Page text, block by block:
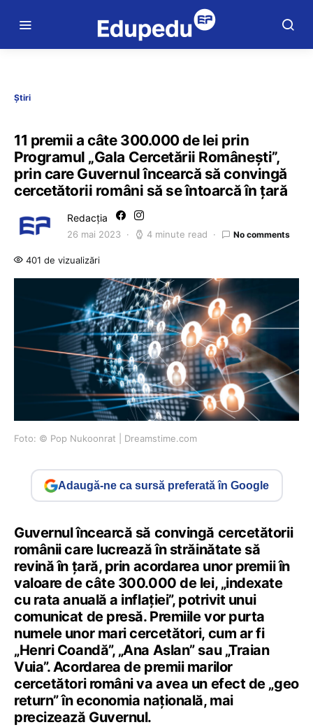
Știri
11 premii a câte 300.000 de lei prin
Programul „Gala Cercetării Româneşti”,
prin care Guvernul încearcă să convingă
cercetătorii români să se întoarcă în țară
Redacția
26 mai 2023 4 minute read No comments
401 de vizualizări
Foto: © Pop Nukoonrat | Dreamstime.com
Adaugă-ne ca sursă preferată în Google
Guvernul încearcă să convingă cercetătorii
românii care lucrează în străinătate să
revină în țară, prin acordarea unor premii în
valoare de câte 300.000 de lei, „indexate
cu rata anuală a inflaţiei”, potrivit unui
comunicat de presă. Premiile vor purta
numele unor mari cercetători, cum ar fi
„Henri Coandă”, „Ana Aslan” sau „Traian
Vuia”. Acordarea de premii marilor
cercetători români va avea un efect de „geo
return” în economia naţională, mai
precizează Guvernul.